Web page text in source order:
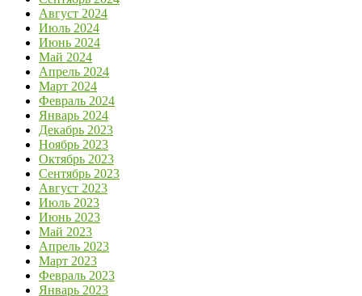
Август 2024
Июль 2024
Июнь 2024
Май 2024
Апрель 2024
Март 2024
Февраль 2024
Январь 2024
Декабрь 2023
Ноябрь 2023
Октябрь 2023
Сентябрь 2023
Август 2023
Июль 2023
Июнь 2023
Май 2023
Апрель 2023
Март 2023
Февраль 2023
Январь 2023